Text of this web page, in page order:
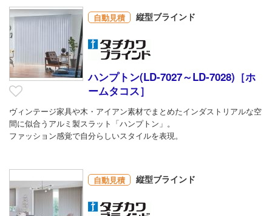
自動見積 縦型ブラインド
ハンプトン(LD-7027～LD-7028)［ホ
ームタコス］
ヴィンテージ家具や木・アイアン素材でまとめたインダストリアルな空
間に似合うアルミ製スラット「ハンプトン」。
ファッション感覚で自分らしいスタイルを表現。
自動見積 縦型ブラインド